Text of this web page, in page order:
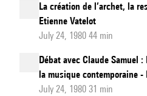
La création de l’archet, la
Etienne Vatelot
July 24, 1980 44 min
Débat avec Claude Samuel
la musique contemporaine -
July 24, 1980 31 min